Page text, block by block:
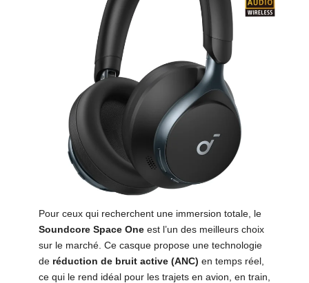
Pour ceux qui recherchent une immersion totale, le
Soundcore Space One est l’un des meilleurs choix
sur le marché. Ce casque propose une technologie
de réduction de bruit active (ANC) en temps réel,
ce qui le rend idéal pour les trajets en avion, en train,